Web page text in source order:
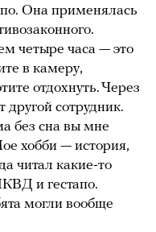
Она применялась
четыре часа — это
в камеру,
отдохнуть. Через
другой сотрудник.
без сна вы мне
хобби — история,
читал какие-то
и гестапо.
могли вообще